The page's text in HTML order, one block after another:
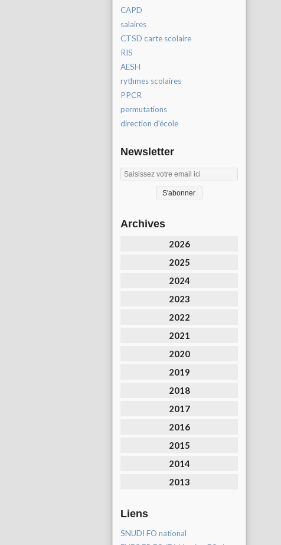
CAPD
salaires
CTSD carte scolaire
RIS
AESH
rythmes scolaires
PPCR
permutations
direction d'école
Newsletter
Archives
2026
2025
2024
2023
2022
2021
2020
2019
2018
2017
2016
2015
2014
2013
Liens
SNUDI FO national